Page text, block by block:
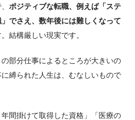
ポジティブな転職、例えば「ステ
でさえ、数年後には難しくなって
結構厳しい現実です。
部分仕事によるところが大きいの
縛られた人生は、むなしいもので
間掛けて取得した資格」「医療の